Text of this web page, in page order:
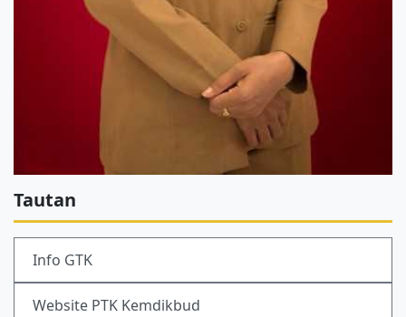
Tautan
Info GTK
Website PTK Kemdikbud